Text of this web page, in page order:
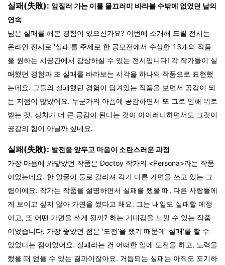
실패(失敗): 앞질러 가는 이를 물끄러미 바라볼 수밖에 없었던 날의
연속
님은 실패를 해본 경험이 있으신가요? 이번에 소개해 드릴 전시는
온라인 전시로 '실패'를 주제로 한 공모전에서 수상한 13개의 작품
을 원하는 시공간에서 감상하실 수 있는 전시입니다! 각 작가들이 실
패했던 경험과 또 실패를 바라보는 시각을 하나의 작품으로 표현했
는데요. 그들의 실패했던 경험이 담겨있는 작품을 보면서 공감이 되
는 지점이 많았어요. 누군가의 아픔에 공감하면서 또 그로 인해 위로
받는 것. 상처가 더 큰 공감이 된다는 것이 아이러니하면서도 그것이
공감의 힘이 아닐까 싶네요.
실패(失敗): 발전을 앞두고 마음이 소란스러운 과정
가장 마음에 와닿았던 작품은 Doctoy 작가의 <Persona>라는 작품
이었는데요. 한 얼굴이 둘로 갈라져 각기 다른 가면을 쓰고 있는 그
림이에요. 작가는 작품을 설명하면서 실패를 했을 때, 다른 사람들에
게 보이고 싶지 않아 가면을 썼다고 해요. 그는 내일도 실패할 예정
이고, 또 어떤 가면을 쓰게 될까? 하는 기대감을 느낄 수 있는 작품
이었습니다. 가장 좋았던 점은 '도전'을 했기 때문에 '실패'를 할 수
있었다는 점이었어요. 실패라는 건 어떠한 일에 도전을 하고, 노력을
했을 때 얻을 수 있는 결과이잖아요. 거듭되는 실패는 아직도 포기하